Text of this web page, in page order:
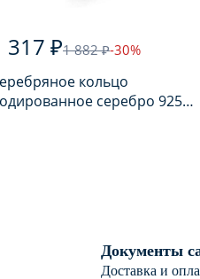
317 ₽1 882 ₽-30%
кольцо
серебро 925
Документы
Доставка и